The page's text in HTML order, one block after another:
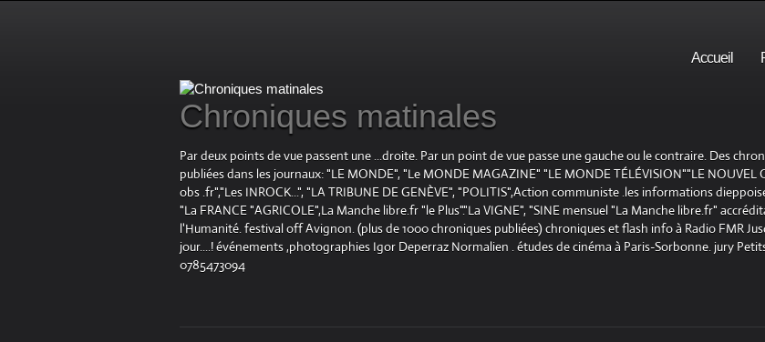
Accueil
Chroniques matinales
Par deux points de vue passent une ...droite. Par un point de vue passe une gauche ou le contraire. Des
publiées dans les journaux: "LE MONDE", "Le MONDE MAGAZINE" "LE MONDE TÉLÉVISION""LE NOUVEL
obs .fr","Les INROCK...", "LA TRIBUNE DE GENÈVE", "POLITIS",Action communiste .les informations
"La FRANCE "AGRICOLE",La Manche libre.fr "le Plus"."La VIGNE", "SINE mensuel "La Manche libre.fr"
l'Humanité. festival off Avignon. (plus de 1000 chroniques publiées) chroniques et flash info à Radio FMR
jour....! événements ,photographies Igor Deperraz Normalien . études de cinéma à Paris-Sorbonne. jury
0785473094